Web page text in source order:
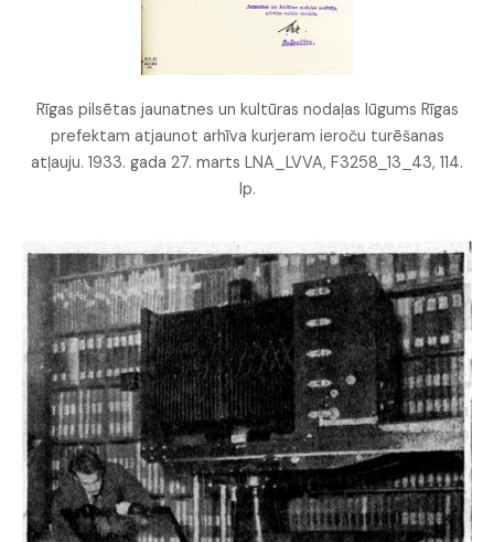
Rīgas pilsētas jaunatnes un kultūras nodaļas lūgums Rīgas
prefektam atjaunot arhīva kurjeram ieroču turēšanas
atļauju. 1933. gada 27. marts LNA_LVVA, F3258_13_43, 114.
lp.